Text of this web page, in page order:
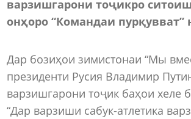
варзишгарони тоҷикро
онҳоро “Командаи пурқувват”
Дар бозиҳои зимистонаи “Мы
президенти Русия Владимир
варзишгарони тоҷик баҳои хеле
“Дар варзиши сабук-атлетика